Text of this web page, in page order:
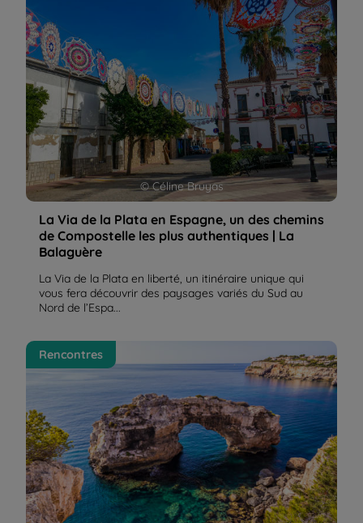
© Céline Bruyas
La Via de la Plata en Espagne, un des chemins
de Compostelle les plus authentiques | La
Balaguère
La Via de la Plata en liberté, un itinéraire unique qui
vous fera découvrir des paysages variés du Sud au
Nord de l’Espa...
Baléares, pour les amoureux de la Nature | La
Balaguère
Rencontres